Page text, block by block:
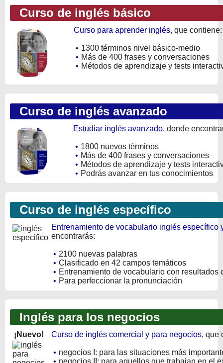
Curso de inglés básico
Curso para aprender inglés, que contiene:
• 1300 términos nivel básico-medio
• Más de 400 frases y conversaciones
• Métodos de aprendizaje y tests
Curso de inglés avanzado
Estudiar inglés avanzado, donde
• 1800 nuevos términos
• Más de 400 frases y conversaciones
• Métodos de aprendizaje y tests
• Podrás avanzar en tus conocimientos
Curso de inglés específico
Entrenamiento de vocabulario inglés específico
encontrarás:
• 2100 nuevas palabras
• Clasificado en 42 campos temáticos
• Entrenamiento de vocabulario con resultados
• Para perfeccionar la pronunciación
Inglés para los negocios
¡Nuevo! Curso de inglés comercial y para negocios, que
• negocios I: para las situaciones más
• negocios II: para aquellos que trabajan en el